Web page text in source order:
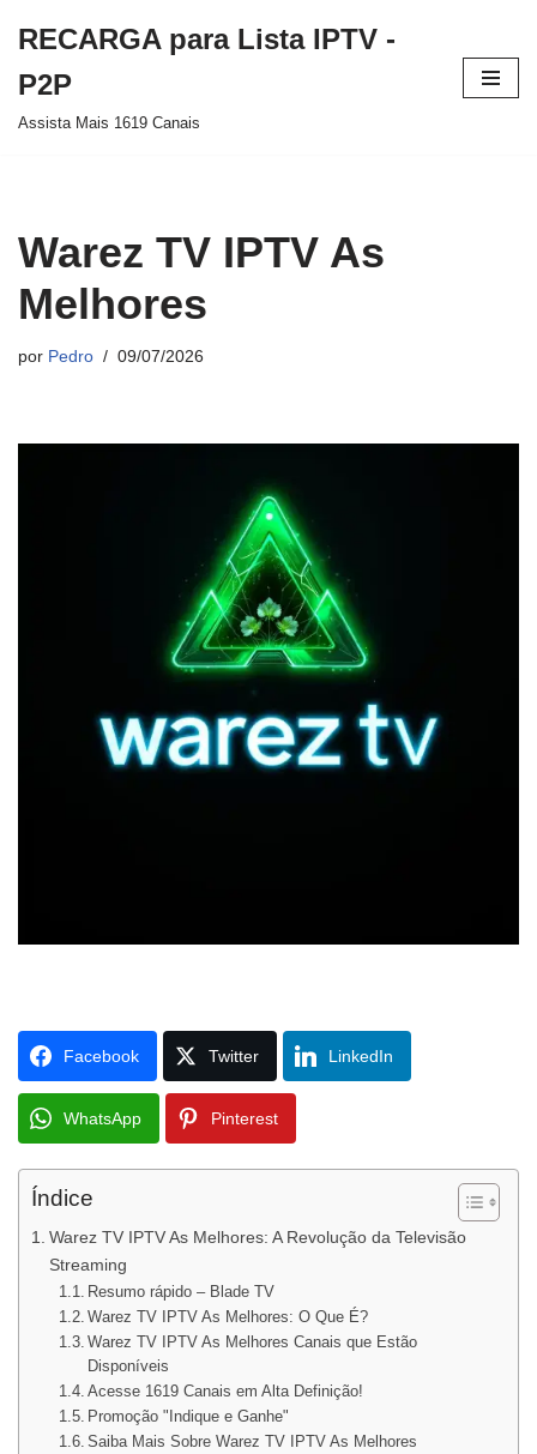
para
o
RECARGA para Lista IPTV -
P2P
Assista Mais 1619 Canais
Warez TV IPTV As
Melhores
por Pedro 09/07/2026
Facebook Twitter LinkedIn
WhatsApp Pinterest
Índice
Warez TV IPTV As Melhores: A Revolução da Televisão
Streaming
Resumo rápido – Blade TV
Warez TV IPTV As Melhores: O Que É?
Warez TV IPTV As Melhores Canais que Estão
Disponíveis
Acesse 1619 Canais em Alta Definição!
Promoção "Indique e Ganhe"
Saiba Mais Sobre Warez TV IPTV As Melhores